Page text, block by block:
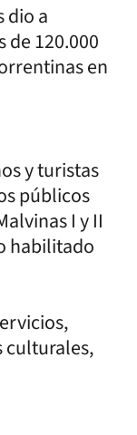
dio a
de 120.000
en
y turistas
públicos
I y II
habilitado
culturales,